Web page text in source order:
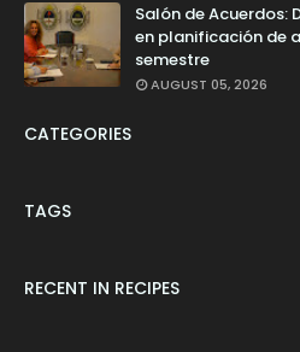
Salón de Acuerdos:
en planificación de
semestre
AUGUST 05, 2026
CATEGORIES
TAGS
RECENT IN RECIPES